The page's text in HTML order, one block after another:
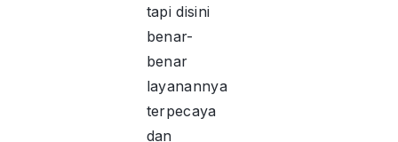
tapi disini
benar-
benar
layanannya
terpecaya
dan